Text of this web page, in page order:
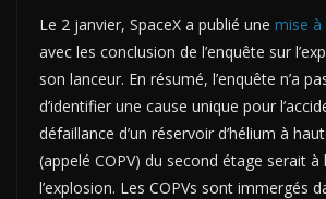
Le 2 janvier, SpaceX a publié une mise
avec les conclusion de l’enquête sur
son lanceur. En résumé, l’enquête n’a
d’identifier une cause unique pour
défaillance d’un réservoir d’hélium à
(appelé COPV) du second étage serait à
l’explosion. Les COPVs sont immergés